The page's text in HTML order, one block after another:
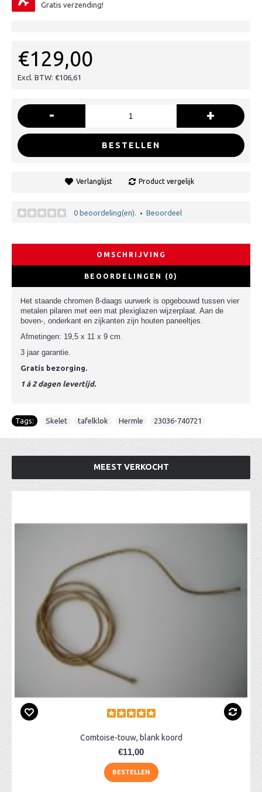
Gratis verzending!
€129,00
Excl. BTW: €106,61
- +
BESTELLEN
Verlanglijst Product vergelijk
0 beoordeling(en). • Beoordeel
OMSCHRIJVING
BEOORDELINGEN (0)
Het staande chromen 8-daags uurwerk is opgebouwd tussen vier
metalen pilaren met een mat plexiglazen wijzerplaat. Aan de
boven-, onderkant en zijkanten zijn houten paneeltjes.
Afmetingen: 19,5 x 11 x 9 cm.
3 jaar garantie.
Gratis bezorging.
1 á 2 dagen levertijd.
Tags: Skelet tafelklok Hermle 23036-740721
MEEST VERKOCHT
Comtoise-touw, blank koord
€11,00
BESTELLEN